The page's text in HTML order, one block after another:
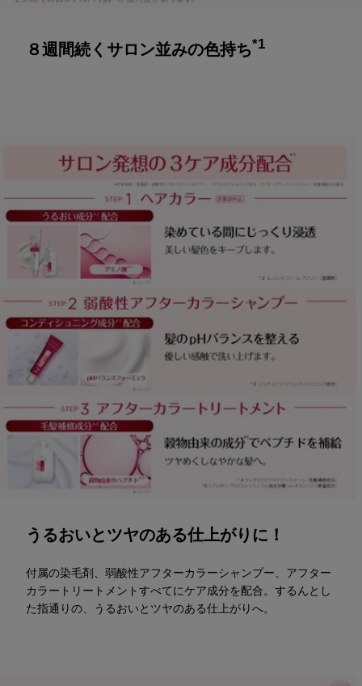
８週間続くサロン並みの色持ち*1
うるおいとツヤのある仕上がりに！
付属の染毛剤、弱酸性アフターカラーシャンプー、アフター
カラートリートメントすべてにケア成分を配合。するんとし
た指通りの、うるおいとツヤのある仕上がりへ。